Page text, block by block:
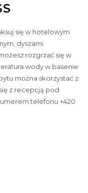
się w hotelowym
dyszami
rozgrzać się w
wody w basenie
można skorzystać z
z recepcją pod
telefonu +420